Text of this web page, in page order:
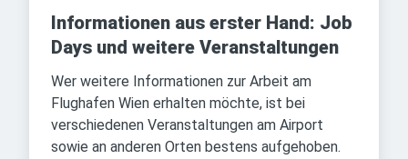
Informationen aus erster Hand: Job
Days und weitere Veranstaltungen
Wer weitere Informationen zur Arbeit am
Flughafen Wien erhalten möchte, ist bei
verschiedenen Veranstaltungen am Airport
sowie an anderen Orten bestens aufgehoben.